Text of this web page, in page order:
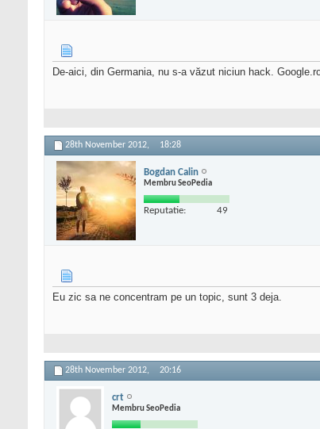
De-aici, din Germania, nu s-a văzut niciun hack.
28th November 2012, 18:28
Bogdan Calin
Membru SeoPedia
Reputatie: 49
Eu zic sa ne concentram pe un topic, sunt 3 deja.
28th November 2012, 20:16
crt
Membru SeoPedia